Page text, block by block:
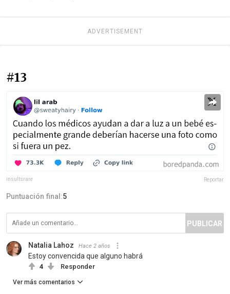
ADVERTISEMENT
#13
insultsrare Reportar
Puntuación final:5
PUBLICAR
Natalia Lahoz Hace 2 años
Estoy convencida que alguno habrá
4 Responder
Ver más comentarios